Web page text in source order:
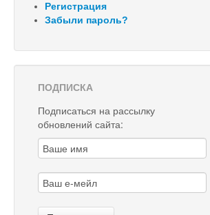
Регистрация
Забыли пароль?
ПОДПИСКА
Подписаться на рассылку
обновлений сайта: